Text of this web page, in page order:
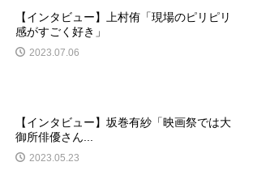
【インタビュー】上村侑「現場のピリピリ
感がすごく好き」
2023.07.06
【インタビュー】坂巻有紗「映画祭では大
御所俳優さん...
2023.05.23